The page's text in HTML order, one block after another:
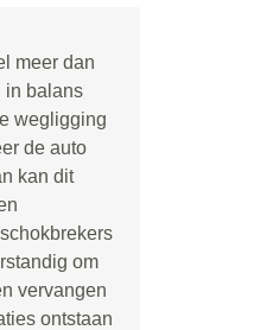
meer dan
in balans
wegligging
de auto
kan dit
om
vervangen
ontstaan